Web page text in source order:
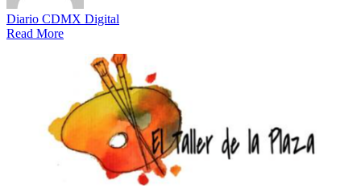
Diario CDMX Digital
Read More